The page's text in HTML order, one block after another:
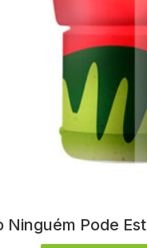
Ninguém Pode